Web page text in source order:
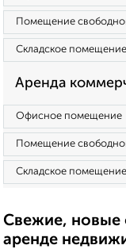
Помещение
Складское помещение
Аренда
Офисное помещение
Помещение
Складское помещение
Свежие, новые
аренде